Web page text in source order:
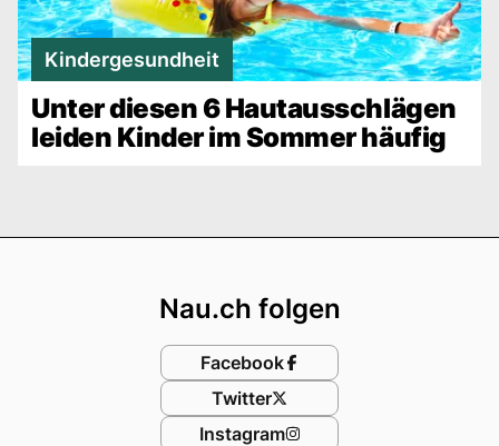
Kindergesundheit
Unter diesen 6 Hautausschlägen
leiden Kinder im Sommer häufig
Nau.ch folgen
Facebook
Twitter
Instagram